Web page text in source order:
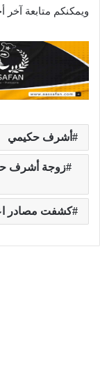
ويمكنكم متابعة آخر
أشرف حكيمي
زوجة أشرف
كشفت مصادر